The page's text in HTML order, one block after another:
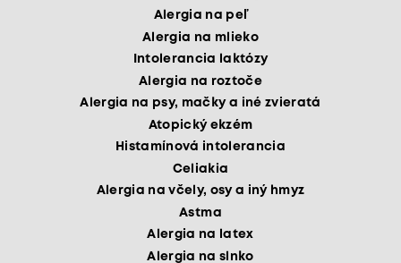
Alergia na peľ
Alergia na mlieko
Intolerancia laktózy
Alergia na roztoče
Alergia na psy, mačky a iné zvieratá
Atopický ekzém
Histamínová intolerancia
Celiakia
Alergia na včely, osy a iný hmyz
Astma
Alergia na latex
Alergia na slnko